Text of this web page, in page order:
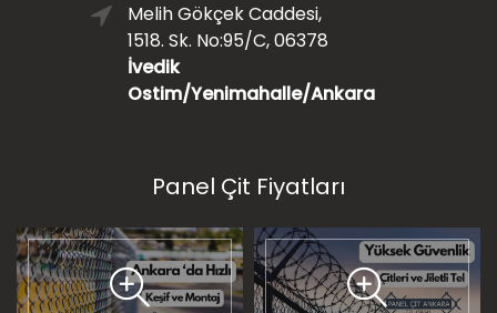
Melih Gökçek Caddesi,
1518. Sk. No:95/C, 06378
İvedik
Ostim/Yenimahalle/Ankara
Panel Çit Fiyatları